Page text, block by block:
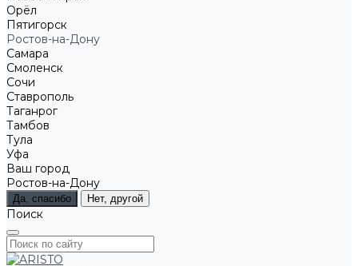
Орёл
Пятигорск
Ростов-на-Дону
Самара
Смоленск
Сочи
Ставрополь
Таганрог
Тамбов
Тула
Уфа
Ваш город
Ростов-на-Дону
Да, спасибо Нет, другой
Поиск